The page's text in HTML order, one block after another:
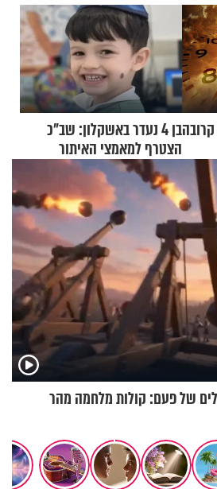
בן 4 נעדר באשקלון: שב"כ
הצטרף למאמצי האיתור
של פעם: קולות מלחמה מהר